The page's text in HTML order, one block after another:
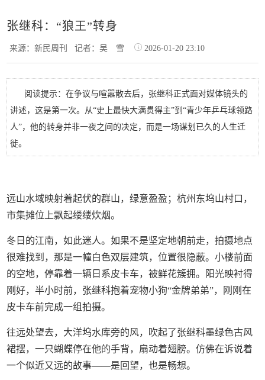
张继科：“狼王”转身
来源：新民周刊记者：吴 雪 2026-01-20 23:10
阅读提示：在争议与喧嚣散去后，张继科正式面对媒体镜头的
讲述，这是第一次。从“史上最快大满贯得主”到“青少年乒乓球领路
人”，他的转身并非一夜之间的决定，而是一场谋划已久的人生迁
徙。
远山水域映射着起伏的群山，绿意盈盈；杭州东坞山村口，
市集摊位上飘起缕缕炊烟。
冬日的江南，如此迷人。如果不是坚定地朝前走，拍摄地点
很难找到，那是一幢白色双层建筑，位置很隐蔽。小楼前面
的空地，停靠着一辆日系皮卡车，被鲜花簇拥。阳光映衬得
刚好，半小时前，张继科抱着宠物小狗“金牌弟弟”，刚刚在
皮卡车前完成一组拍摄。
往远处望去，大洋坞水库旁的风，吹起了张继科墨绿色古风
裙摆，一只蝴蝶停在他的手背，扇动着翅膀。仿佛在诉说着
一个似近又远的故事——是回望，也是畅想。